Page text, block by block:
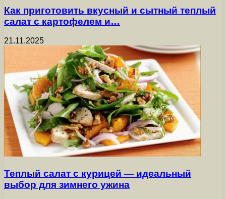
Как приготовить вкусный и сытный теплый
салат с картофелем и…
21.11.2025
Теплый салат с курицей — идеальный
выбор для зимнего ужина